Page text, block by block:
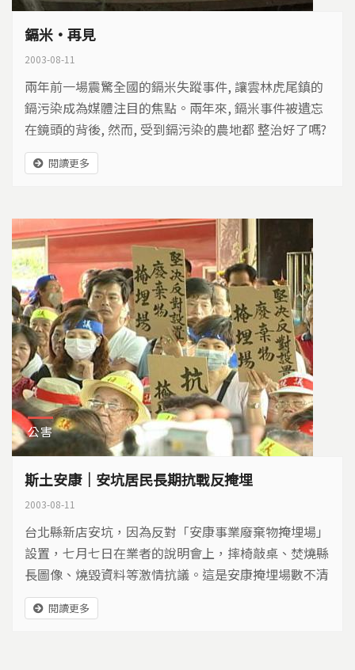
鎘米·再見
2003-08-11
兩年前一場震驚全國的鎘米失蹤事件, 讓雲林虎尾鎮的
鎘污染成為媒體注目的焦點。兩年來, 鎘米事件被遺忘
在鏡頭的背後, 然而, 受到鎘污染的農地都 整治好了嗎?
污染農地的元兇找到了嗎? 不能耕種的農民怎麼度過這
些等待的日子呢?
閱讀更多
公害
斯土安康｜安坑居民長期抗戰反掩埋
2003-08-11
台北縣新店安坑，因為反對「安康事業廢棄物掩埋場」
設置，七月七日在業者的說明會上，摔椅敲桌、焚燒縣
長圖像、燒毀資料等激情抗議。這是安康掩埋場數不清
是第幾次的反對活動。
閱讀更多